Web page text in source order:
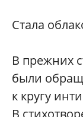
Стала
В прежних
были
к кругу